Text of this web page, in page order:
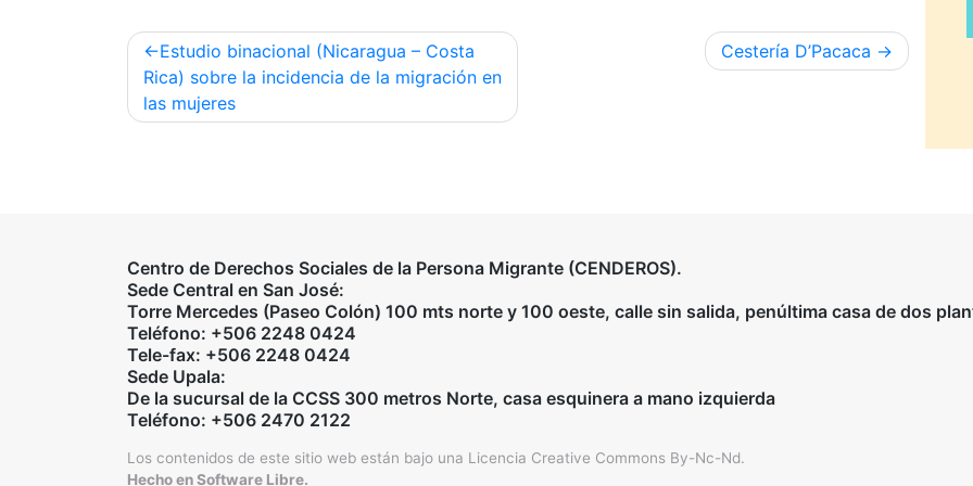
Navegación
de
entradas
Estudio binacional (Nicaragua – Costa
Rica) sobre la incidencia de la migración en
las mujeres
Cestería D’Pacaca
Centro de Derechos Sociales de la Persona Migrante (CENDEROS).
Sede Central en San José:
Torre Mercedes (Paseo Colón) 100 mts norte y 100 oeste, calle sin salida, penúltima casa de dos
Teléfono: +506 2248 0424
Tele-fax: +506 2248 0424
Sede Upala:
De la sucursal de la CCSS 300 metros Norte, casa esquinera a mano izquierda
Teléfono: +506 2470 2122
Los contenidos de este sitio web están bajo una Licencia Creative Commons By-Nc-Nd.
Hecho en Software Libre.